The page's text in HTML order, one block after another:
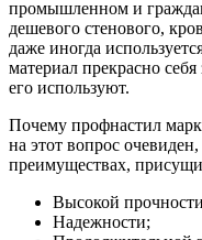
промышленном и
дешевого стенового,
даже иногда
материал прекрасно
его используют.
Почему профнастил
на этот вопрос
преимуществах,
Высокой
Надежности;